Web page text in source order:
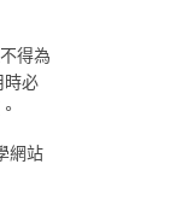
得為
時必
網站